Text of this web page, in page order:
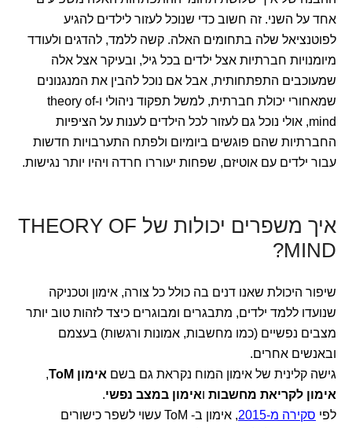
אחד על השני. זה חשוב כדי שנוכל לעזור לילדים להגיע
לפוטנציאל שלה בתחומים האלה. קשה ללמד, להדגים ולעודד
מיומנויות חברתיות אצל ילדים בכל גיל, ובעיקר אצל אלה
שמעוכבים התפתחותית, אבל אם נוכל להבין את המנגנונים
שמאחורי יכולת חברתית, למשל תפקוד ניהולי ו-theory of
mind, אולי נוכל גם לעזור לכל הילדים לענות על הציפיות
החברתיות שהם פוגשים ביומיום ולפתח התערבויות חדשות
עבור ילדים עם אוטיזם, שפחות יעוררו חרדה ויהיו יותר נגישות.
איך משפרים יכולות של THEORY OF
MIND?
שיפור היכולת שאנו דנים בה כולל כל צורה, אימון וטכניקה
שנועדו ללמד ילדים, מתבגרים ומבוגרים כיצד לזהות טוב יותר
מצבים נפשיים (כמו מחשבות, אמונות ורגשות) בעצמם
ובאנשים אחרים.
גישה קלינית של אימון המוח נקראת גם בשם אימון ToM
,
אימון לקריאת מחשבות ואימון במצב נפשי.
לפי סקירה מ-2015
, אימון ב- ToM עשוי לשפר כישורים